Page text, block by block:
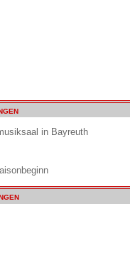
in Bayreuth